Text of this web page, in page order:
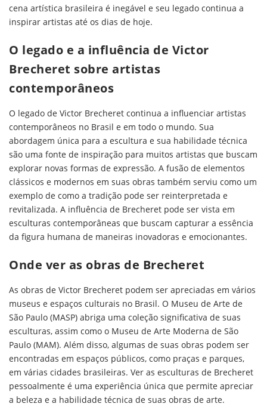
cena artística brasileira é inegável e seu legado continua a
inspirar artistas até os dias de hoje.
O legado e a influência de Victor
Brecheret sobre artistas
contemporâneos
O legado de Victor Brecheret continua a influenciar artistas
contemporâneos no Brasil e em todo o mundo. Sua
abordagem única para a escultura e sua habilidade técnica
são uma fonte de inspiração para muitos artistas que buscam
explorar novas formas de expressão. A fusão de elementos
clássicos e modernos em suas obras também serviu como um
exemplo de como a tradição pode ser reinterpretada e
revitalizada. A influência de Brecheret pode ser vista em
esculturas contemporâneas que buscam capturar a essência
da figura humana de maneiras inovadoras e emocionantes.
Onde ver as obras de Brecheret
As obras de Victor Brecheret podem ser apreciadas em vários
museus e espaços culturais no Brasil. O Museu de Arte de
São Paulo (MASP) abriga uma coleção significativa de suas
esculturas, assim como o Museu de Arte Moderna de São
Paulo (MAM). Além disso, algumas de suas obras podem ser
encontradas em espaços públicos, como praças e parques,
em várias cidades brasileiras. Ver as esculturas de Brecheret
pessoalmente é uma experiência única que permite apreciar
a beleza e a habilidade técnica de suas obras de arte.